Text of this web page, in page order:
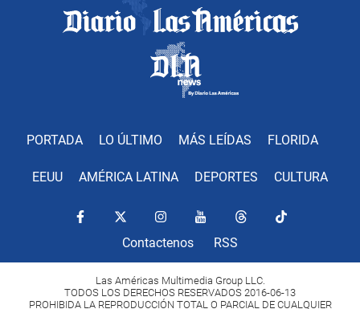
PORTADA LO ÚLTIMO MÁS LEÍDAS FLORIDA
EEUU AMÉRICA LATINA DEPORTES CULTURA
Contactenos RSS
Las Américas Multimedia Group LLC.
TODOS LOS DERECHOS RESERVADOS 2016-06-13
PROHIBIDA LA REPRODUCCIÓN TOTAL O PARCIAL DE CUALQUIER